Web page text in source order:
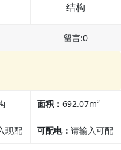
结构
留言:0
面积： 692.07m²
现配 可配电： 请输入可配